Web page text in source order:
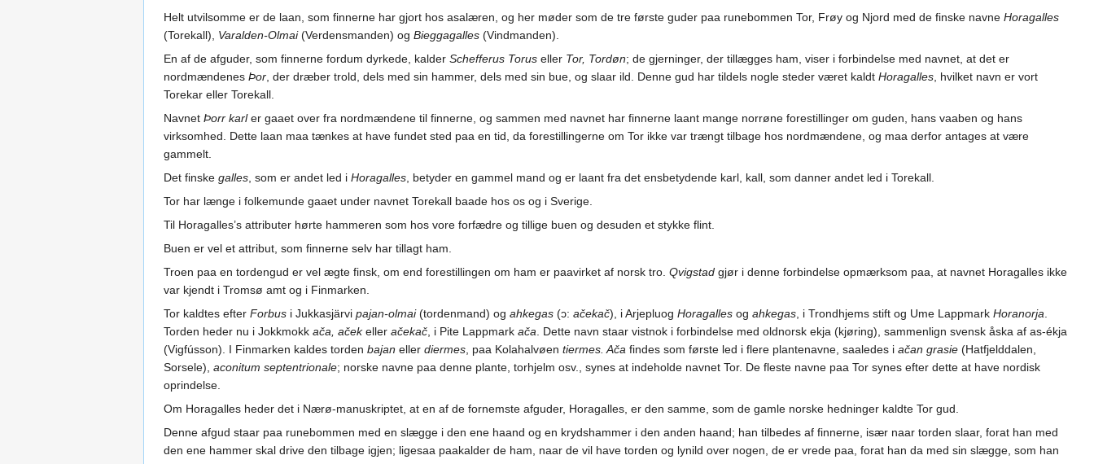
Helt utvilsomme er de laan, som finnerne har gjort hos asalæren, og her møder som de tre første guder paa runebommen Tor, Frøy og Njord med de finske navne Horagalles
(Torekall), Varalden-Olmai(Verdensmanden) og Bieggagalles (Vindmanden).
En af de afguder, som finnerne fordum dyrkede, kalder Schefferus Torus eller Tor, Tordøn; de gjerninger, der tillægges ham, viser i forbindelse med navnet, at det er
nordmændenes Þor, der dræber trold, dels med sin hammer, dels med sin bue, og slaar ild. Denne gud har tildels nogle steder været kaldt Horagalles, hvilket navn er vort
Torekar eller Torekall.
Navnet Þorr karler gaaet over fra nordmændene til finnerne, og sammen med navnet har finnerne laant mange norrøne forestillinger om guden, hans vaaben og hans
virksomhed. Dette laan maa tænkes at have fundet sted paa en tid, da forestillingerne om Tor ikke var trængt tilbage hos nordmændene, og maa derfor antages at være
gammelt.
Det finske galles, som er andet led i Horagalles, betyder en gammel mand og er laant fra det ensbetydende karl, kall, som danner andet led i Torekall.
Tor har længe i folkemunde gaaet under navnet Torekall baade hos os og i Sverige.
Til Horagalles’s attributer hørte hammeren som hos vore forfædre og tillige buen og desuden et stykke flint.
Buen er vel et attribut, som finnerne selv har tillagt ham.
Troen paa en tordengud er vel ægte finsk, om end forestillingen om ham er paavirket af norsk tro. Qvigstad gjør i denne forbindelse opmærksom paa, at navnet Horagalles ikke
var kjendt i Tromsø amt og i Finmarken.
Tor kaldtes efter Forbus i Jukkasjärvi pajan-olmai(tordenmand) og ahkegas (ɔ: ačekač), i Arjepluog Horagalles og ahkegas, i Trondhjems stift og Ume Lappmark Horanorja.
Torden heder nu i Jokkmokk ača, ačekeller ačekač, i Pite Lappmark ača. Dette navn staar vistnok i forbindelse med oldnorsk ekja (kjøring), sammenlign svensk åska af as-ékja
(Vigfússon). I Finmarken kaldes torden bajan eller diermes, paa Kolahalvøen tiermes. Ača findes som første led i flere plantenavne, saaledes i ačan grasie (Hatfjelddalen,
Sorsele), aconitum septentrionale; norske navne paa denne plante, torhjelm osv., synes at indeholde navnet Tor. De fleste navne paa Tor synes efter dette at have nordisk
oprindelse.
Om Horagalles heder det i Nærø-manuskriptet, at en af de fornemste afguder, Horagalles, er den samme, som de gamle norske hedninger kaldte Tor gud.
Denne afgud staar paa runebommen med en slægge i den ene haand og en krydshammer i den anden haand; han tilbedes af finnerne, især naar torden slaar, forat han med
den ene hammer skal drive den tilbage igjen; ligesaa paakalder de ham, naar de vil have torden og lynild over nogen, de er vrede paa, forat han da med sin slægge, som han